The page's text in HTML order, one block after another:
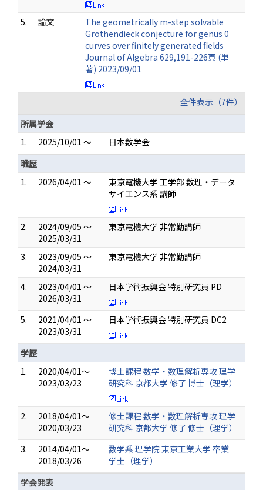
5. 論文
The geometrically m-step solvable
Grothendieck conjecture for genus 0
curves over finitely generated fields
Journal of Algebra 629,191-226頁 (単
著) 2023/09/01
全件表示（7件）
所属学会
1.
2025/10/01 ～
日本数学会
職歴
1.
2026/04/01 ～
東京電機大学 工学部 数理・データ
サイエンス系 講師
2.
2024/09/05 ～
2025/03/31
東京電機大学 非常勤講師
3.
2023/09/05 ～
2024/03/31
東京電機大学 非常勤講師
4.
2023/04/01 ～
2026/03/31
日本学術振興会 特別研究員 PD
5.
2021/04/01 ～
2023/03/31
日本学術振興会 特別研究員 DC2
学歴
1.
2020/04/01～
2023/03/23
博士課程 数学・数理解析専攻 理学
研究科 京都大学 修了 博士（理学）
2.
2018/04/01～
2020/03/23
修士課程 数学・数理解析専攻 理学
研究科 京都大学 修了 修士（理学）
3.
2014/04/01～
2018/03/26
数学系 理学院 東京工業大学 卒業
学士（理学）
学会発表